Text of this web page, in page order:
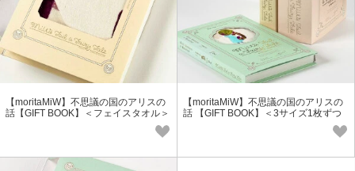
【moritaMiW】不思議の国のアリスの
話【GIFT BOOK】＜フェイスタオル＞
【moritaMiW】不思議の国のアリスの
話 【GIFT BOOK】＜3サイズ1枚ずつ